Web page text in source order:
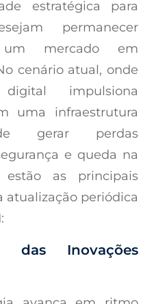
estratégica para
permanecer
mercado em
cenário atual, onde
impulsiona
uma infraestrutura
gerar perdas
e queda na
estão as principais
atualização periódica
das Inovações